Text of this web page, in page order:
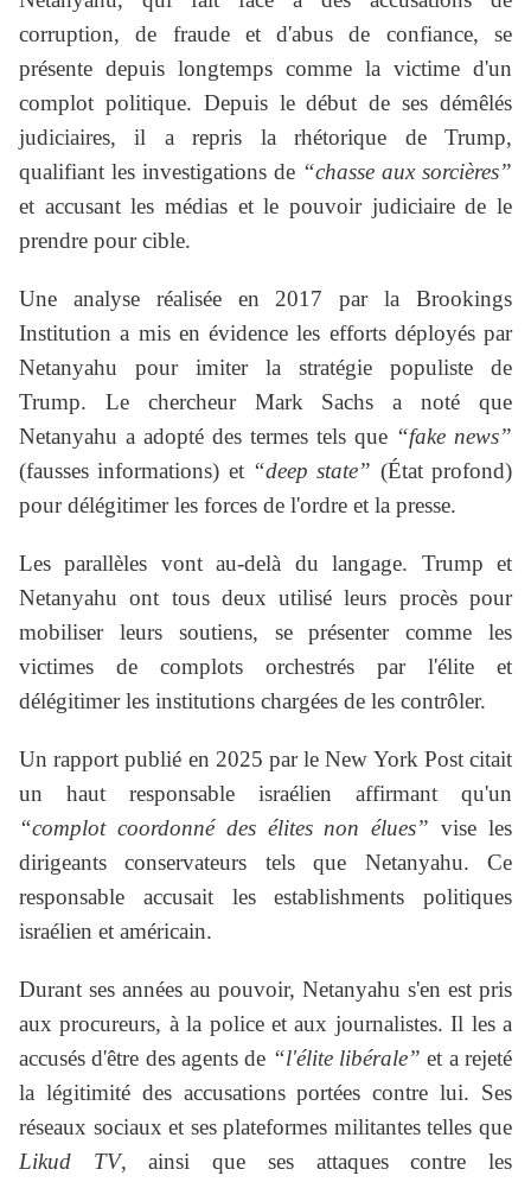
corruption, de fraude et d'abus de confiance, se
présente depuis longtemps comme la victime d'un
complot politique. Depuis le début de ses démêlés
judiciaires, il a repris la rhétorique de Trump,
qualifiant les investigations de “chasse aux sorcières”
et accusant les médias et le pouvoir judiciaire de le
prendre pour cible.
Une analyse réalisée en 2017 par la Brookings
Institution a mis en évidence les efforts déployés par
Netanyahu pour imiter la stratégie populiste de
Trump. Le chercheur Mark Sachs a noté que
Netanyahu a adopté des termes tels que “fake news”
(fausses informations) et “deep state” (État profond)
pour délégitimer les forces de l'ordre et la presse.
Les parallèles vont au-delà du langage. Trump et
Netanyahu ont tous deux utilisé leurs procès pour
mobiliser leurs soutiens, se présenter comme les
victimes de complots orchestrés par l'élite et
délégitimer les institutions chargées de les contrôler.
Un rapport publié en 2025 par le New York Post citait
un haut responsable israélien affirmant qu'un
“complot coordonné des élites non élues” vise les
dirigeants conservateurs tels que Netanyahu. Ce
responsable accusait les establishments politiques
israélien et américain.
Durant ses années au pouvoir, Netanyahu s'en est pris
aux procureurs, à la police et aux journalistes. Il les a
accusés d'être des agents de “l'élite libérale” et a rejeté
la légitimité des accusations portées contre lui. Ses
réseaux sociaux et ses plateformes militantes telles que
Likud TV, ainsi que ses attaques contre les